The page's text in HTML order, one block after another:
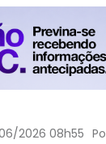
2026 08h55